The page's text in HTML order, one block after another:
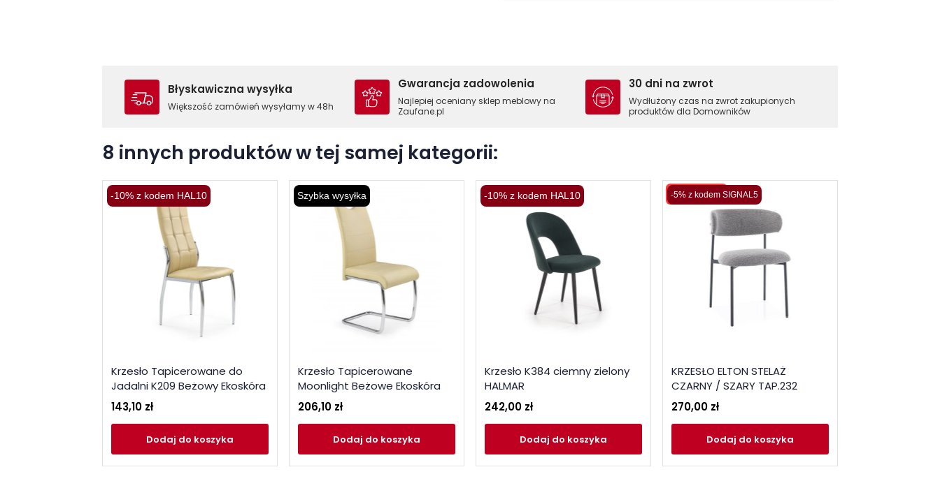
Błyskawiczna wysyłka
Większość zamówień wysyłamy w 48h
Gwarancja zadowolenia
Najlepiej oceniany sklep meblowy na
Zaufane.pl
30 dni na zwrot
Wydłużony czas na zwrot zakupionych
produktów dla Domowników
8 innych produktów w tej samej kategorii:
-10% z kodem HAL10
Krzesło Tapicerowane do
Jadalni K209 Beżowy Ekoskóra
143,10 zł
Dodaj do koszyka
Szybka wysyłka
Krzesło Tapicerowane
Moonlight Beżowe Ekoskóra
206,10 zł
Dodaj do koszyka
-10% z kodem HAL10
Krzesło K384 ciemny zielony
HALMAR
242,00 zł
Dodaj do koszyka
-5% z kodem SIGNAL5
Wysyłka 48H
KRZESŁO ELTON STELAŻ
CZARNY / SZARY TAP.232
270,00 zł
Dodaj do koszyka